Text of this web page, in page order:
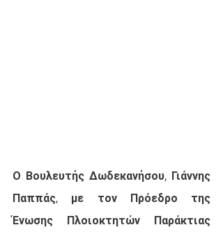
Ο Βουλευτής Δωδεκανήσου, Γιάννης
Παππάς, με τον Πρόεδρο της
Ένωσης Πλοιοκτητών Παράκτιας